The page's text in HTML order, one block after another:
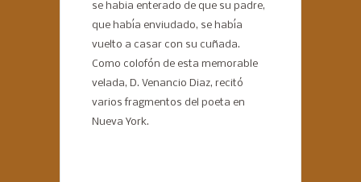
se habia enterado de que su padre,
que había enviudado, se había
vuelto a casar con su cuñada.
Como colofón de esta memorable
velada, D. Venancio Diaz, recitó
varios fragmentos del poeta en
Nueva York.